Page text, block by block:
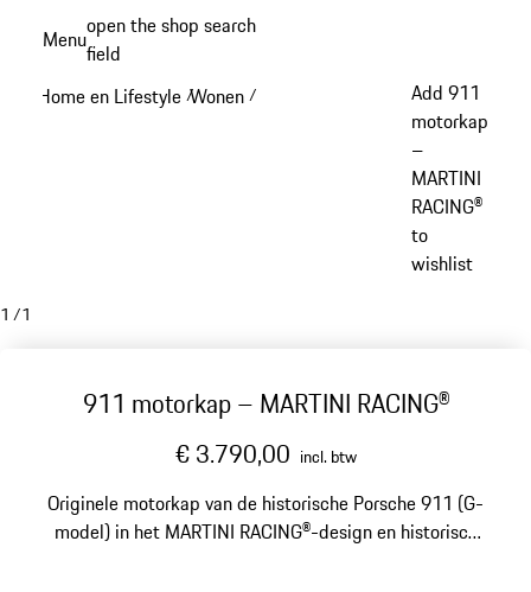
hoofdinhoud
Menuopen the shop search
field
Home en Lifestyle /Wonen /
Add 911
motorkap
–
MARTINI
RACING®
to
wishlist
1 /1
911 motorkap – MARTINI RACING®
€ 3.790,00 incl. btw
Originele motorkap van de historische Porsche 911 (G-
model) in het MARTINI RACING®-design en historisch